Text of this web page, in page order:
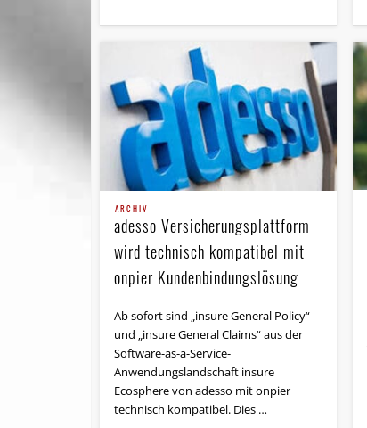
ARCHIV
adesso Versicherungsplattform
wird technisch kompatibel mit
onpier Kundenbindungslösung
Ab sofort sind „insure General Policy“
und „insure General Claims“ aus der
Software-as-a-Service-
Anwendungslandschaft insure
Ecosphere von adesso mit onpier
technisch kompatibel. Dies …